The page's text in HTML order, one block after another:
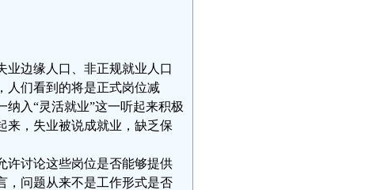
业边缘人口、非正规就业人口
人们看到的将是正式岗位减
入“灵活就业”这一听起来积极
来，失业被说成就业，缺乏保
许讨论这些岗位是否能够提供
，问题从来不是工作形式是否